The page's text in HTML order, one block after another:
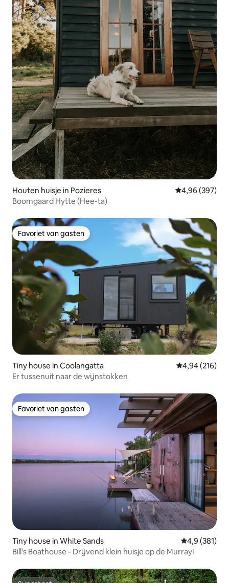
Houten huisje in Pozieres Gemiddelde
4,96 (397)
Boomgaard Hytte (Hee-ta)
Favoriet van gasten
Favoriet van gasten
Tiny house in Coolangatta Gemiddelde
4,94 (216)
Er tussenuit naar de wijnstokken
Favoriet van gasten
Favoriet van gasten
Tiny house in White Sands Gemiddelde
4,9 (381)
Bill's Boathouse - Drijvend klein huisje op de Murray!